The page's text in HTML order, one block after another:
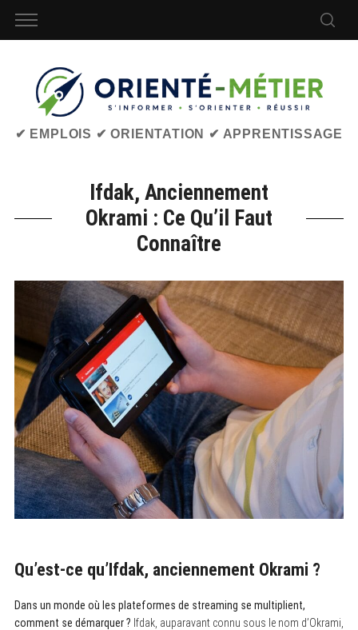
✔ EMPLOIS ✔ ORIENTATION ✔ APPRENTISSAGE
Ifdak, Anciennement
Okrami : Ce Qu’il Faut
Connaître
Qu’est-ce qu’Ifdak, anciennement Okrami ?
Dans un monde où les plateformes de streaming se multiplient,
comment se démarquer ? Ifdak, auparavant connu sous le nom d’Okrami,